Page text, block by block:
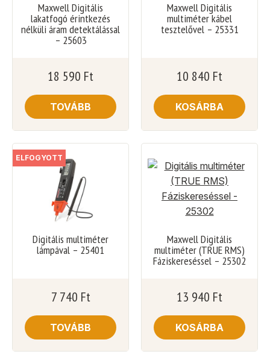
Maxwell Digitális
lakatfogó érintkezés
nélküli áram detektálással
– 25603
18 590 Ft
TOVÁBB
Maxwell Digitális
multiméter kábel
tesztelővel – 25331
10 840 Ft
KOSÁRBA
ELFOGYOTT
Digitális multiméter
lámpával – 25401
7 740 Ft
TOVÁBB
Maxwell Digitális
multiméter (TRUE RMS)
Fáziskereséssel – 25302
13 940 Ft
KOSÁRBA